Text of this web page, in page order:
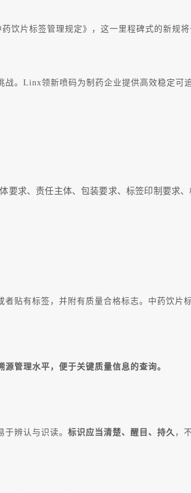
饮片标签管理规定》，这一里程碑式的新规
。Linx领新喷码为制药企业提供高效稳定
要求、责任主体、包装要求、标签印制要
贴有标签，并附有质量合格标志。中药饮片
管理水平，便于关键质量信息的查询。
于辨认与识读。 标识应当清楚、醒目、持久 ，